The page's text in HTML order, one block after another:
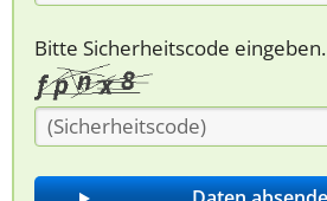
Bitte Sicherheitscode eingeben.